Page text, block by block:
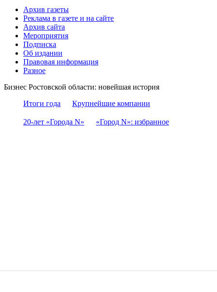
Архив газеты
Реклама в газете и на сайте
Архив сайта
Мероприятия
Подписка
Об издании
Правовая информация
Разное
Бизнес Ростовской области: новейшая история
Итоги года
Крупнейшие компании
20-лет «Города N» «Город N»: избранное